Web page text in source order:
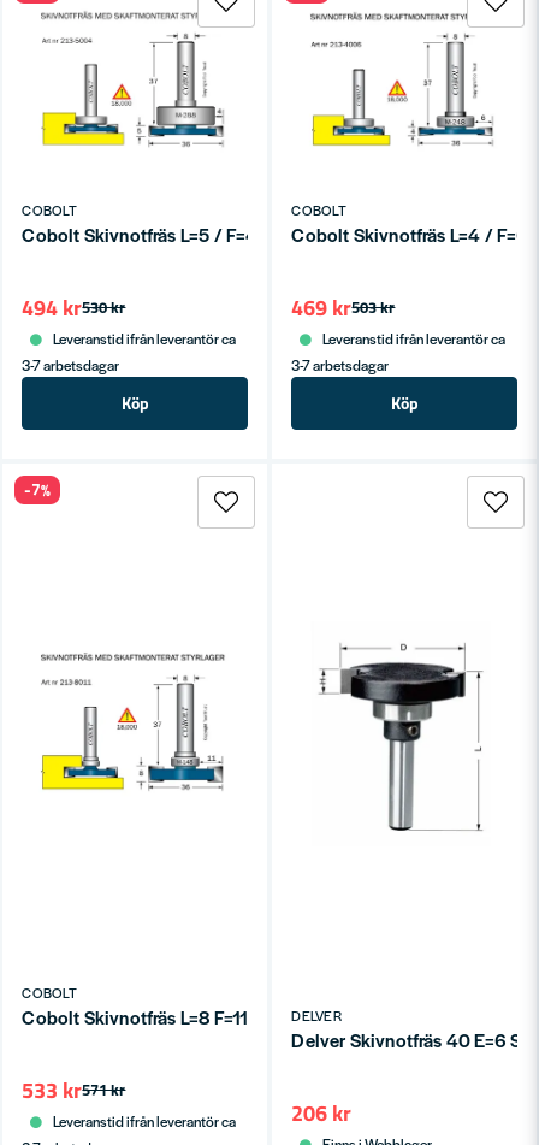
COBOLT
Cobolt Skivnotfräs L=5 / F=4, D=36 S=8
530 kr
494 kr
Leveranstid ifrån leverantör ca
3-7 arbetsdagar
Köp
COBOLT
Cobolt Skivnotfräs L=4 / F=6
503 kr
469 kr
Leveranstid ifrån leverantör ca
3-7 arbetsdagar
Köp
COBOLT
Cobolt Skivnotfräs L=8 F=11 D=36
571 kr
533 kr
Leveranstid ifrån leverantör ca
-7%
DELVER
Delver Skivnotfräs 40 E=6
206 kr